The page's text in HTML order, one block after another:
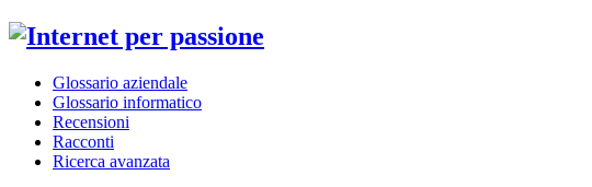
Glossario aziendale
Glossario informatico
Recensioni
Racconti
Ricerca avanzata